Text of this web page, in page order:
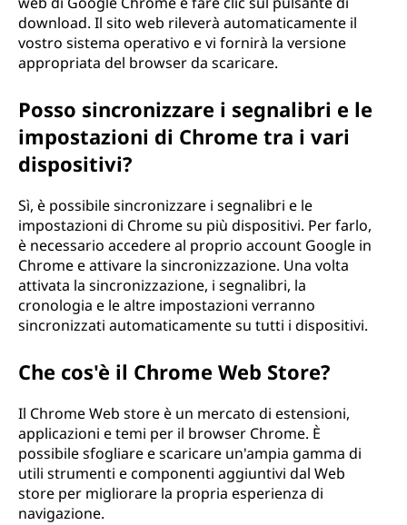
download. Il sito web rileverà automaticamente il
vostro sistema operativo e vi fornirà la versione
appropriata del browser da scaricare.
Posso sincronizzare i segnalibri e le
impostazioni di Chrome tra i vari
dispositivi?
Sì, è possibile sincronizzare i segnalibri e le
impostazioni di Chrome su più dispositivi. Per farlo,
è necessario accedere al proprio account Google in
Chrome e attivare la sincronizzazione. Una volta
attivata la sincronizzazione, i segnalibri, la
cronologia e le altre impostazioni verranno
sincronizzati automaticamente su tutti i dispositivi.
Che cos'è il Chrome Web Store?
Il Chrome Web store è un mercato di estensioni,
applicazioni e temi per il browser Chrome. È
possibile sfogliare e scaricare un'ampia gamma di
utili strumenti e componenti aggiuntivi dal Web
store per migliorare la propria esperienza di
navigazione.